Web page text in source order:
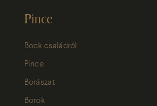
Pince
Bock családról
Pince
Borászat
Borok